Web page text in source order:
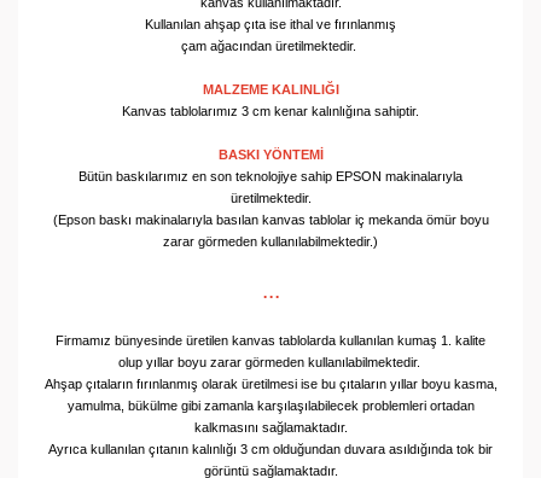
Kullanılan ahşap çıta ise ithal ve fırınlanmış
çam ağacından üretilmektedir.
MALZEME KALINLIĞI
Kanvas tablolarımız 3 cm kenar kalınlığına sahiptir.
BASKI YÖNTEMİ
Bütün baskılarımız en son teknolojiye sahip EPSON makinalarıyla
üretilmektedir.
(Epson baskı makinalarıyla basılan kanvas tablolar iç mekanda ömür boyu
zarar görmeden kullanılabilmektedir.)
...
Firmamız bünyesinde üretilen kanvas tablolarda kullanılan kumaş 1. kalite
olup yıllar boyu zarar görmeden kullanılabilmektedir.
Ahşap çıtaların fırınlanmış olarak üretilmesi ise bu çıtaların yıllar boyu kasma,
yamulma, bükülme gibi zamanla karşılaşılabilecek problemleri ortadan
kalkmasını sağlamaktadır.
Ayrıca kullanılan çıtanın kalınlığı 3 cm olduğundan duvara asıldığında tok bir
görüntü sağlamaktadır.